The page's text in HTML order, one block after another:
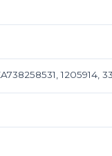
1205914,